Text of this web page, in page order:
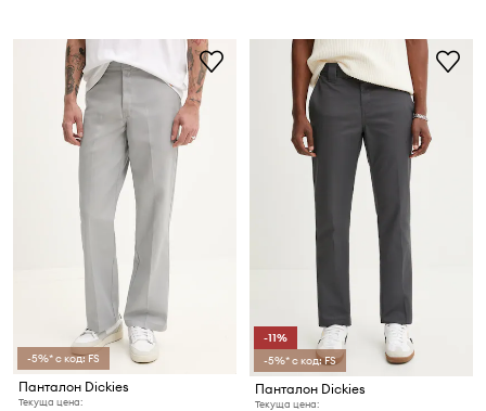
-5%* с код: FS
Панталон Dickies
Текуща цена:
-11%
-5%* с код: FS
Панталон Dickies
Текуща цена: